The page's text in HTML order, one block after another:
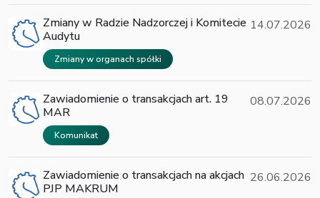
Zmiany w Radzie Nadzorczej i Komitecie
Audytu
Zmiany w organach spółki
14.07.2026
Zawiadomienie o transakcjach art. 19
MAR
Komunikat
08.07.2026
Zawiadomienie o transakcjach na akcjach
PJP MAKRUM
26.06.2026